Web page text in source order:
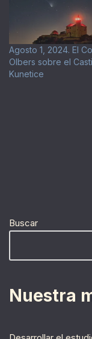
Agosto 1, 2024. El
Olbers sobre el
Kunetice
Buscar
Nuestra